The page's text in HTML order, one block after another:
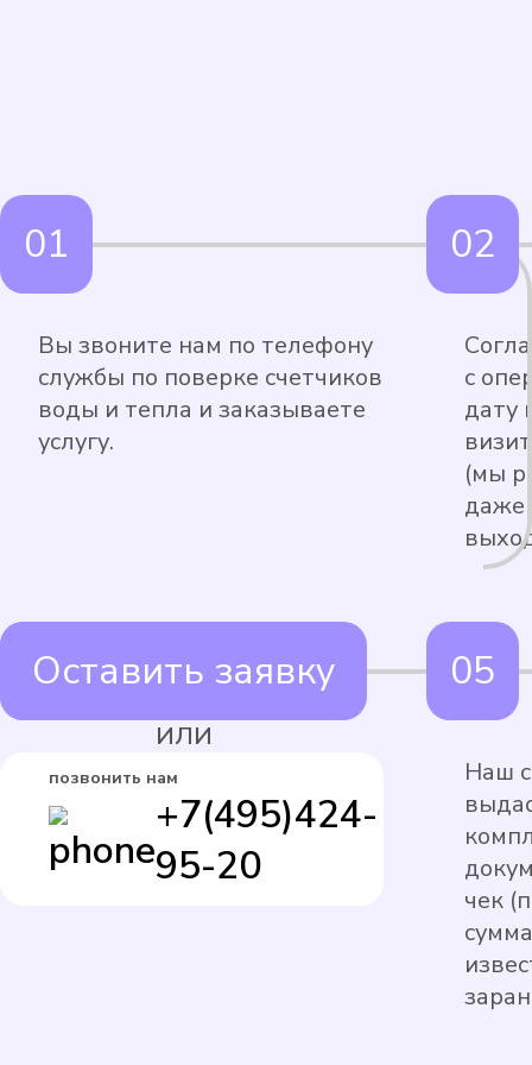
Вы звоните нам по телефону
службы по поверке счетчиков
воды и тепла и заказываете
услугу.
с
дату
(мы
даже
Наш
чек
Оставить заявку
ИЛИ
позвонить нам
+7(495)424-
95-20